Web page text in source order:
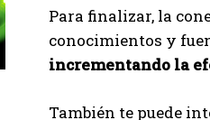
Para finalizar, la
conocimientos y
incrementando la
También te puede